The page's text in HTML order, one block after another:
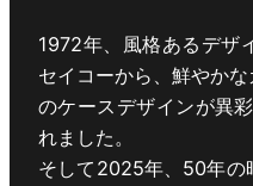
1972年、風格あるデザ
セイコーから、鮮やか
のケースデザインが異
れました。
そして2025年、50年の